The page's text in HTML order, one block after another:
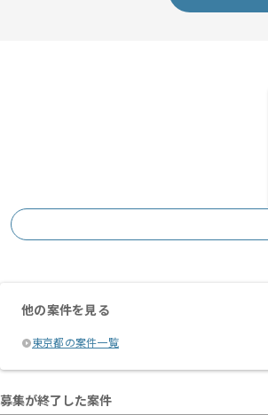
他の案件を見る
東京都の案件一覧
募集が終了した案件